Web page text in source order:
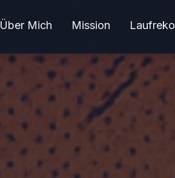
Über Mich Mission